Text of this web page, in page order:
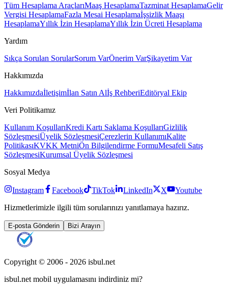
Tüm Hesaplama AraçlarıMaaş HesaplamaTazminat HesaplamaGelir
Vergisi HesaplamaFazla Mesai Hesaplamaİşsizlik Maaşı
HesaplamaYıllık İzin HesaplamaYıllık İzin Ücreti Hesaplama
Yardım
Sıkça Sorulan SorularSorum VarÖnerim VarŞikayetim Var
Hakkımızda
Hakkımızdaİletişimİlan Satın Alİş RehberiEditöryal Ekip
Veri Politikamız
Kullanım KoşullarıKredi Kartı Saklama KoşullarıGizlilik
SözleşmesiÜyelik SözleşmesiÇerezlerin KullanımıKalite
PolitikasıKVKK MetniÖn Bilgilendirme FormuMesafeli Satış
SözleşmesiKurumsal Üyelik Sözleşmesi
Sosyal Medya
Instagram Facebook TikTok LinkedIn X
Youtube
Hizmetlerimizle ilgili tüm sorularınızı yanıtlamaya hazırız.
E-posta Gönderin Bizi Arayın
Copyright © 2006 - 2026 isbul.net
isbul.net mobil uygulamasını indirdiniz mi?